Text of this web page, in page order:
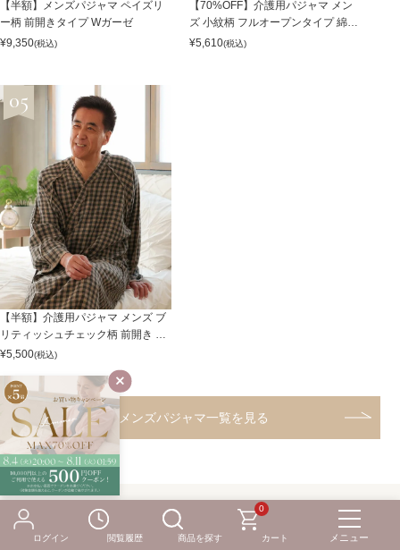
ログイン 閲覧履歴 商品を探す
0
カート
【半額】メンズパジャマ ペイズリ
ー柄 前開きタイプ Wガーゼ
¥9,350(税込)
【70%OFF】介護用パジャマ メン
ズ 小紋柄 フルオープンタイプ 綿10
0%
¥5,610(税込)
【半額】介護用パジャマ メンズ ブ
リティッシュチェック柄 前開き 浴
衣タイプ 綿100%
¥5,500(税込)
メンズパジャマ一覧を見る
高齢のご家族へのプレゼント